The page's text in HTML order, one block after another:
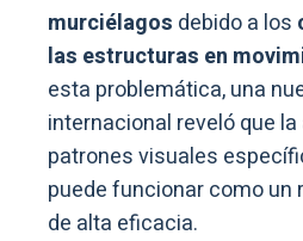
murciélagos debido a los
las estructuras en
esta problemática, una
internacional reveló que
patrones visuales
puede funcionar como un
de alta eficacia.